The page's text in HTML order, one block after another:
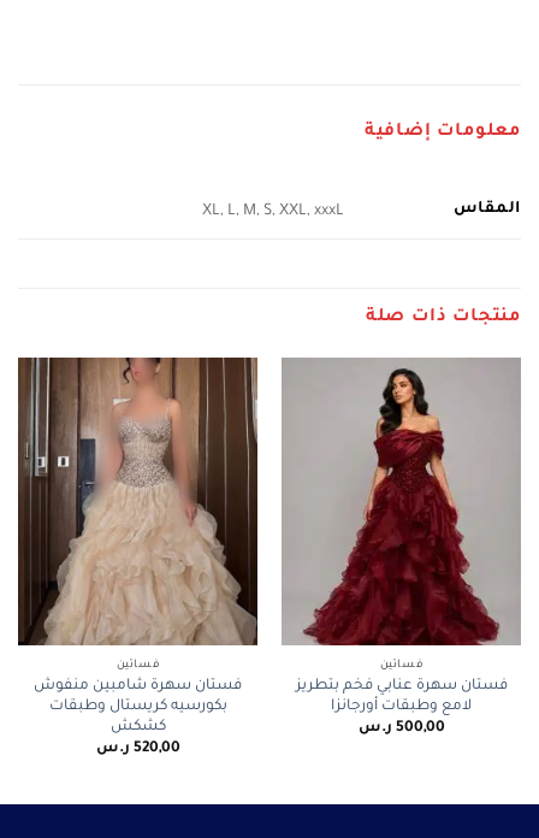
معلومات إضافية
المقاس XL, L, M, S, XXL, xxxL
منتجات ذات صلة
فساتين
فستان سهرة عنابي فخم بتطريز
لامع وطبقات أورجانزا
500,00 ر.س
فساتين
فستان سهرة شامبين منفوش
بكورسيه كريستال وطبقات
كشكش
520,00 ر.س